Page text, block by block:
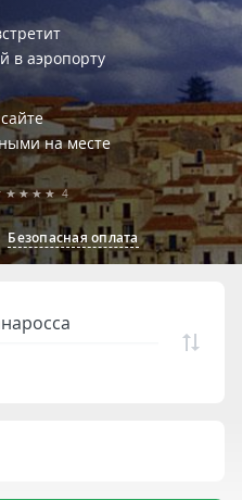
в аэропорту
на месте
Безопасная оплата
★★★★ 4